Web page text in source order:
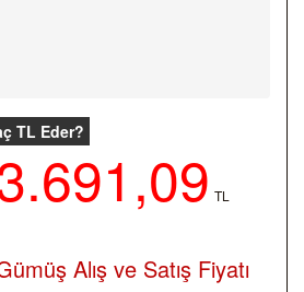
TL Eder?
TL
Alış ve Satış Fiyatı